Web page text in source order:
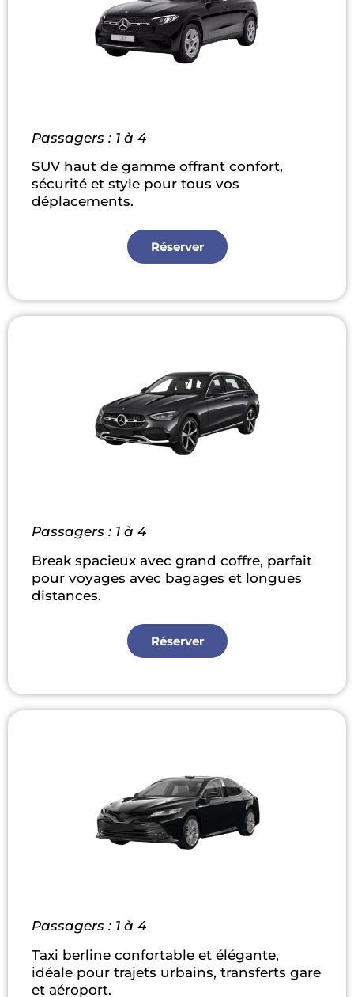
Passagers : 1 à 4
Taxi berline confortable et élégante,
idéale pour trajets urbains, transferts gare
et aéroport.
Passagers : 1 à 4
Break spacieux avec grand coffre, parfait
pour voyages avec bagages et longues
distances.
Réserver
Passagers : 1 à 4
SUV haut de gamme offrant confort,
sécurité et style pour tous vos
déplacements.
Réserver